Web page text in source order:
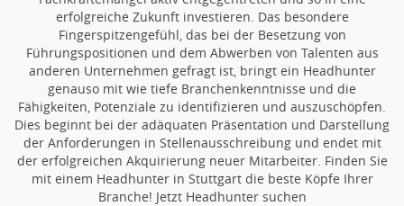
erfolgreiche Zukunft investieren. Das besondere
Fingerspitzengefühl, das bei der Besetzung von
Führungspositionen und dem Abwerben von Talenten aus
anderen Unternehmen gefragt ist, bringt ein Headhunter
genauso mit wie tiefe Branchenkenntnisse und die
Fähigkeiten, Potenziale zu identifizieren und auszuschöpfen.
Dies beginnt bei der adäquaten Präsentation und Darstellung
der Anforderungen in Stellenausschreibung und endet mit
der erfolgreichen Akquirierung neuer Mitarbeiter. Finden Sie
mit einem Headhunter in Stuttgart die beste Köpfe Ihrer
Branche! Jetzt Headhunter suchen